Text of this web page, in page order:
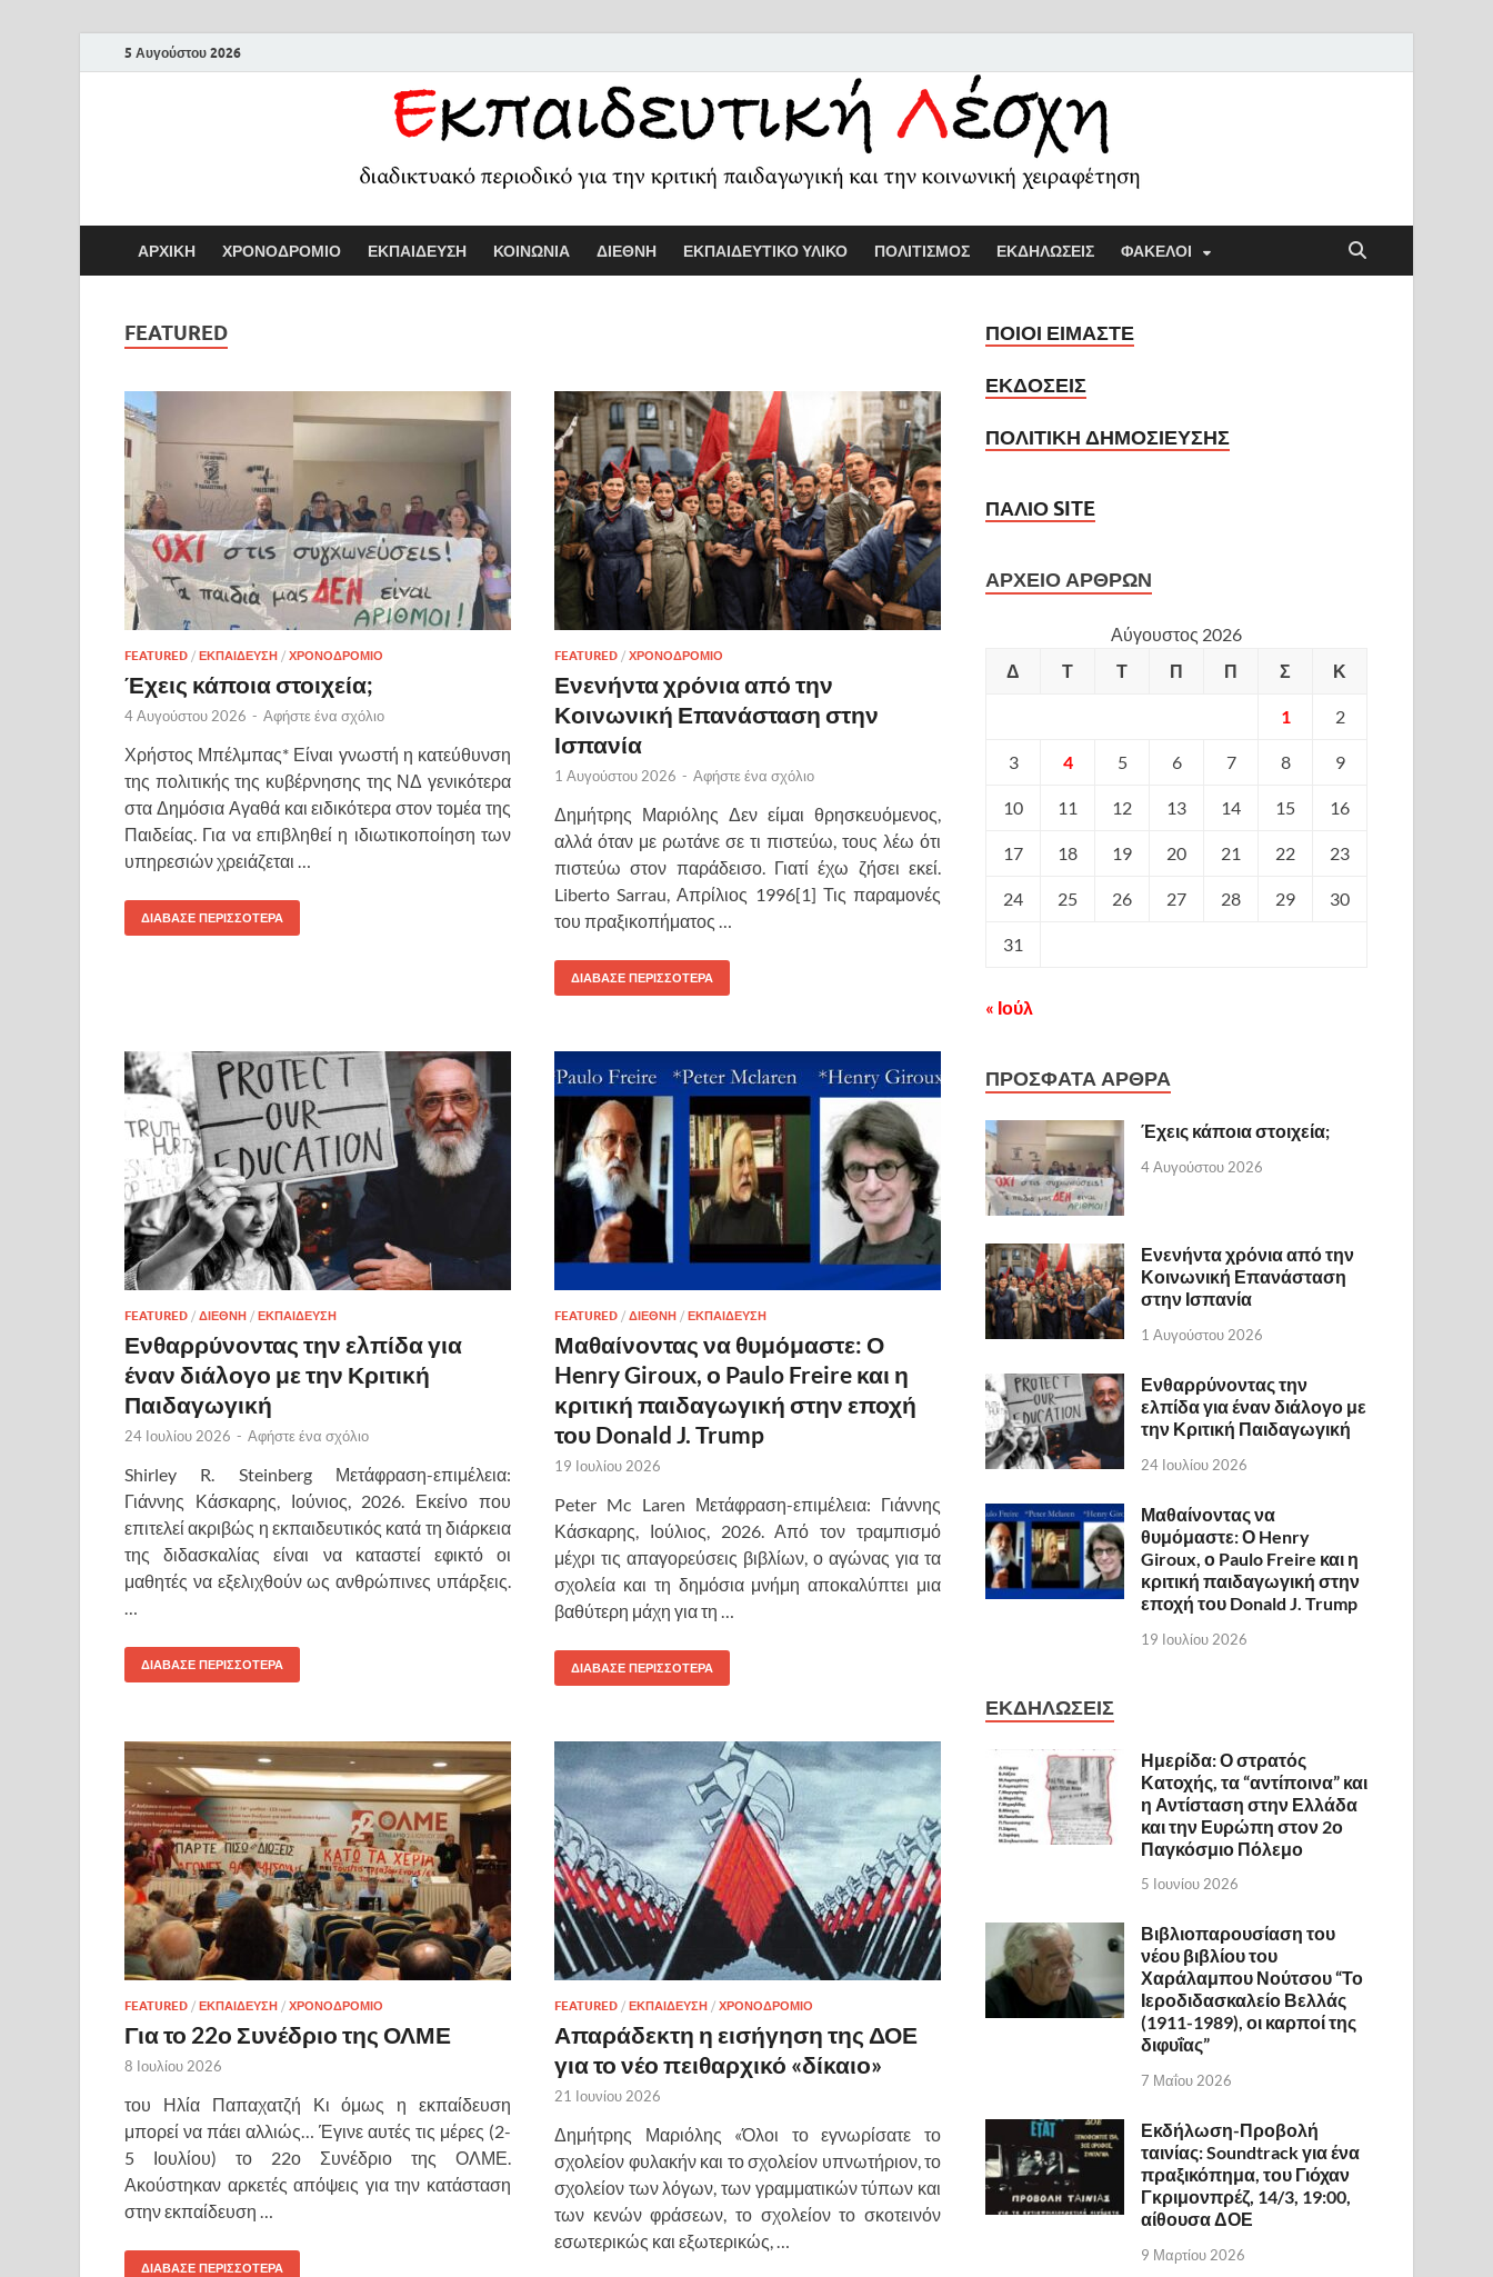
5 Αυγούστου 2026
Εκπαιδευτική Λέσχη
ΑΡΧΙΚΗ ΧΡΟΝΟΔΡΟΜΙΟ ΕΚΠΑΙΔΕΥΣΗ ΚΟΙΝΩΝΙΑ ΔΙΕΘΝΗ ΕΚΠΑΙΔΕΥΤΙΚΟ ΥΛΙΚΟ ΠΟΛΙΤΙΣΜΟΣ ΕΚΔΗΛΩΣΕΙΣ ΦΑΚΕΛΟΙ
FEATURED
FEATURED / ΕΚΠΑΙΔΕΥΣΗ / ΧΡΟΝΟΔΡΟΜΙΟ
Έχεις κάποια στοιχεία;
4 Αυγούστου 2026 - Αφήστε ένα σχόλιο
Χρήστος Μπέλμπας* Είναι γνωστή η κατεύθυνση
της πολιτικής της κυβέρνησης της ΝΔ γενικότερα
στα Δημόσια Αγαθά και ειδικότερα στον τομέα της
Παιδείας. Για να επιβληθεί η ιδιωτικοποίηση των
υπηρεσιών χρειάζεται …
ΔΙΑΒΑΣΕ ΠΕΡΙΣΣΟΤΕΡΑ
FEATURED / ΧΡΟΝΟΔΡΟΜΙΟ
Ενενήντα χρόνια από την
Κοινωνική Επανάσταση στην
Ισπανία
1 Αυγούστου 2026 - Αφήστε ένα σχόλιο
Δημήτρης Μαριόλης Δεν είμαι θρησκευόμενος,
αλλά όταν με ρωτάνε σε τι πιστεύω, τους λέω ότι
πιστεύω στον παράδεισο. Γιατί έχω ζήσει εκεί.
Liberto Sarrau, Απρίλιος 1996[1] Τις παραμονές
του πραξικοπήματος …
ΔΙΑΒΑΣΕ ΠΕΡΙΣΣΟΤΕΡΑ
FEATURED / ΔΙΕΘΝΗ / ΕΚΠΑΙΔΕΥΣΗ
Ενθαρρύνοντας την ελπίδα για
έναν διάλογο με την Κριτική
Παιδαγωγική
24 Ιουλίου 2026 - Αφήστε ένα σχόλιο
Shirley R. Steinberg Μετάφραση-επιμέλεια:
Γιάννης Κάσκαρης, Ιούνιος, 2026. Εκείνο που
επιτελεί ακριβώς η εκπαιδευτικός κατά τη διάρκεια
της διδασκαλίας είναι να καταστεί εφικτό οι
μαθητές να εξελιχθούν ως ανθρώπινες υπάρξεις.
…
ΔΙΑΒΑΣΕ ΠΕΡΙΣΣΟΤΕΡΑ
FEATURED / ΔΙΕΘΝΗ / ΕΚΠΑΙΔΕΥΣΗ
Μαθαίνοντας να θυμόμαστε: Ο
Henry Giroux, ο Paulo Freire και η
κριτική παιδαγωγική στην εποχή
του Donald J. Trump
19 Ιουλίου 2026
Peter Mc Laren Μετάφραση-επιμέλεια: Γιάννης
Κάσκαρης, Ιούλιος, 2026. Από τον τραμπισμό
μέχρι τις απαγορεύσεις βιβλίων, ο αγώνας για τα
σχολεία και τη δημόσια μνήμη αποκαλύπτει μια
βαθύτερη μάχη για τη …
ΔΙΑΒΑΣΕ ΠΕΡΙΣΣΟΤΕΡΑ
FEATURED / ΕΚΠΑΙΔΕΥΣΗ / ΧΡΟΝΟΔΡΟΜΙΟ
Για το 22ο Συνέδριο της ΟΛΜΕ
8 Ιουλίου 2026
του Ηλία Παπαχατζή Κι όμως η εκπαίδευση
μπορεί να πάει αλλιώς… Έγινε αυτές τις μέρες (2-
5 Ιουλίου) το 22ο Συνέδριο της ΟΛΜΕ.
Ακούστηκαν αρκετές απόψεις για την κατάσταση
στην εκπαίδευση …
ΔΙΑΒΑΣΕ ΠΕΡΙΣΣΟΤΕΡΑ
FEATURED / ΕΚΠΑΙΔΕΥΣΗ / ΧΡΟΝΟΔΡΟΜΙΟ
Απαράδεκτη η εισήγηση της ΔΟΕ
για το νέο πειθαρχικό «δίκαιο»
21 Ιουνίου 2026
Δημήτρης Μαριόλης «Όλοι το εγνωρίσατε το
σχολείον φυλακήν και το σχολείον υπνωτήριον, το
σχολείον των λόγων, των γραμματικών τύπων και
των κενών φράσεων, το σχολείον το σκοτεινόν
εσωτερικώς και εξωτερικώς, …
ΠΟΙΟΙ ΕΙΜΑΣΤΕ
ΕΚΔΟΣΕΙΣ
ΠΟΛΙΤΙΚΗ ΔΗΜΟΣΙΕΥΣΗΣ
ΠΑΛΙΟ SITE
ΑΡΧΕΙΟ ΑΡΘΡΩΝ
Αύγουστος 2026
Δ
Τ Τ Π Π Σ Κ
1 2
3 4 5 6 7 8 9
10 11 12 13 14 15 16
17 18 19 20 21 22 23
24 25 26 27 28 29 30
31
« Ιούλ
ΠΡΟΣΦΑΤΑ ΑΡΘΡΑ
Έχεις κάποια στοιχεία;
4 Αυγούστου 2026
Ενενήντα χρόνια από την
Κοινωνική Επανάσταση
στην Ισπανία
1 Αυγούστου 2026
Ενθαρρύνοντας την
ελπίδα για έναν διάλογο με
την Κριτική Παιδαγωγική
24 Ιουλίου 2026
Μαθαίνοντας να
θυμόμαστε: Ο Henry
Giroux, ο Paulo Freire και η
κριτική παιδαγωγική στην
εποχή του Donald J. Trump
19 Ιουλίου 2026
ΕΚΔΗΛΩΣΕΙΣ
Ημερίδα: Ο στρατός
Κατοχής, τα “αντίποινα” και
η Αντίσταση στην Ελλάδα
και την Ευρώπη στον 2ο
Παγκόσμιο Πόλεμο
5 Ιουνίου 2026
Βιβλιοπαρουσίαση του
νέου βιβλίου του
Χαράλαμπου Νούτσου “Το
Ιεροδιδασκαλείο Βελλάς
(1911-1989), οι καρποί της
διφυΐας”
7 Μαΐου 2026
Εκδήλωση-Προβολή
ταινίας: Soundtrack για ένα
πραξικόπημα, του Γιόχαν
Γκριμονπρέζ, 14/3, 19:00,
αίθουσα ΔΟΕ
9 Μαρτίου 2026